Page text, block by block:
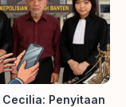
Penyitaan